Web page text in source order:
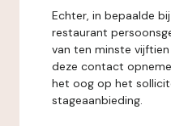
Echter, in bepaalde
restaurant
van ten minste
deze contact
het oog op het
stageaanbieding.